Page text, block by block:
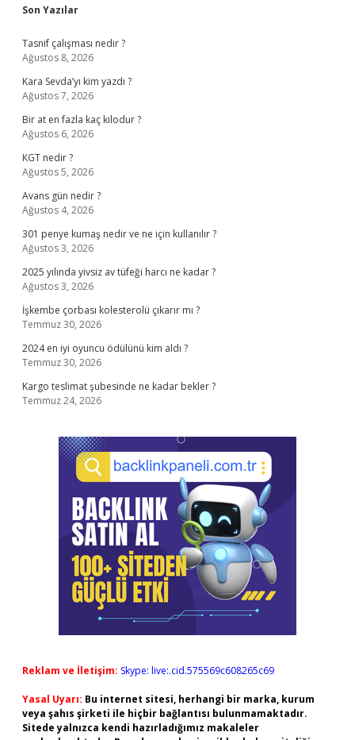
Sidebar
Son Yazılar
Tasnif çalışması nedir ?
Ağustos 8, 2026
Kara Sevda’yı kim yazdı ?
Ağustos 7, 2026
Bir at en fazla kaç kilodur ?
Ağustos 6, 2026
KGT nedir ?
Ağustos 5, 2026
Avans gün nedir ?
Ağustos 4, 2026
301 penye kumaş nedir ve ne için kullanılır ?
Ağustos 3, 2026
2025 yılında yivsiz av tüfeği harcı ne kadar ?
Ağustos 3, 2026
İşkembe çorbası kolesterolü çıkarır mı ?
Temmuz 30, 2026
2024 en iyi oyuncu ödülünü kim aldı ?
Temmuz 30, 2026
Kargo teslimat şubesinde ne kadar bekler ?
Temmuz 24, 2026
Reklam ve İletişim: Skype: live:.cid.575569c608265c69
Yasal Uyarı: Bu internet sitesi, herhangi bir marka, kurum
veya şahıs şirketi ile hiçbir bağlantısı bulunmamaktadır.
Sitede yalnızca kendi hazırladığımız makaleler